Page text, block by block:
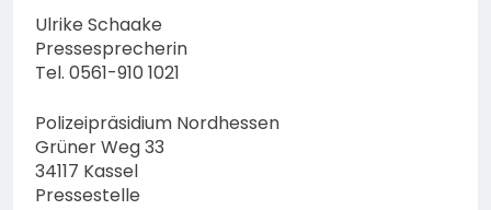
Ulrike Schaake
Pressesprecherin
Tel. 0561-910 1021
Polizeipräsidium Nordhessen
Grüner Weg 33
34117 Kassel
Pressestelle